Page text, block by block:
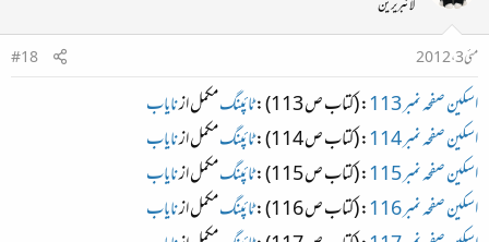
لائبریرین
مئی 3، 2012
#18
اسکین صفحہ نمبر 113 : (کتاب ص 113) : ٹائپنگ مکمل ازنایاب
اسکین صفحہ نمبر 114
: (کتاب ص 114) : ٹائپنگ مکمل ازنایاب
اسکین صفحہ نمبر 115
: (کتاب ص 115) : ٹائپنگ مکمل ازنایاب
اسکین صفحہ نمبر 116
: (کتاب ص 116) : ٹائپنگ مکمل ازنایاب